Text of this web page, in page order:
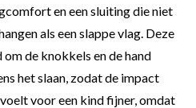
en een sluiting die niet
als een slappe vlag. Deze
de knokkels en de hand
het slaan, zodat de impact
voor een kind fijner, omdat